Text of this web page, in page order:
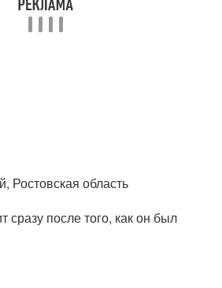
Ростовская область
сразу после того, как он был